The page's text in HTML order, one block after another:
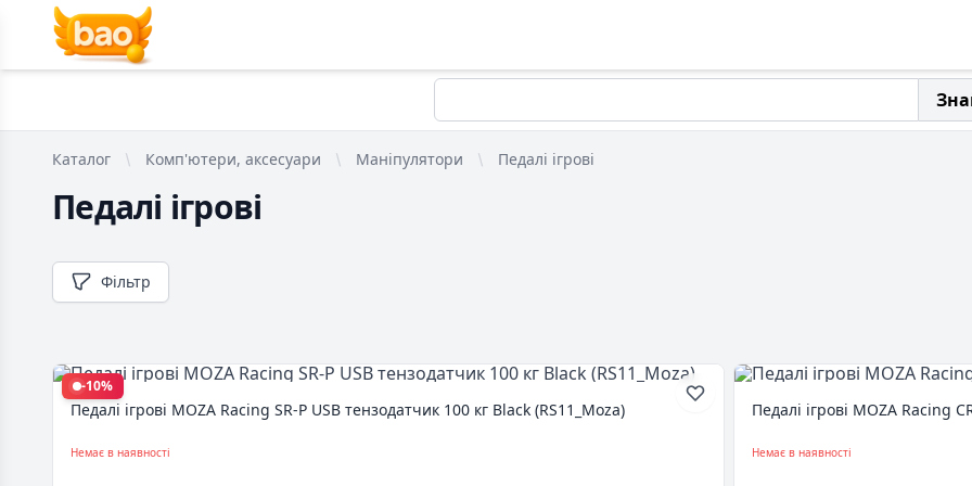
Каталог Комп'ютери, аксесуари Маніпулятори Педалі ігрові
Педалі ігрові
Фільтр
-10%
Педалі ігрові MOZA Racing SR-P USB тензодатчик 100 кг Black (RS11_Moza)
Немає в наявності
Педалі ігрові MOZA Racing
Немає в наявності